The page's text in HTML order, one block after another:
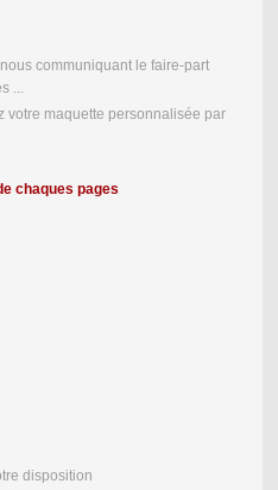
communiquant le faire-part
...
votre maquette personnalisée par
chaques pages
disposition